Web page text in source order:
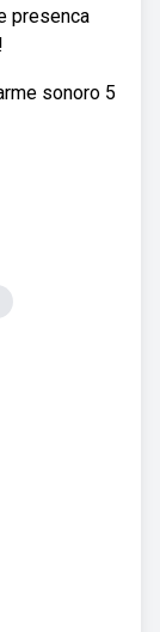
presenca
sonoro 5